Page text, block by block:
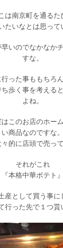
は南京町を通るた
たいなとは思って
いのでなかなか
すな。
った事ももちろん
歩く事を考える
よね。
このお店のホー
い商品なのですな。
的に店頭で売っ
それがこれ
『本格中華ポテト』
産として買う事に
行った先で１つ貰